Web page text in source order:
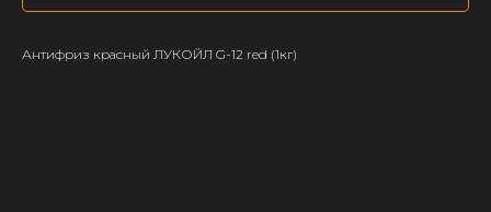
Антифриз красный ЛУКОЙЛ G-12 red (1кг)